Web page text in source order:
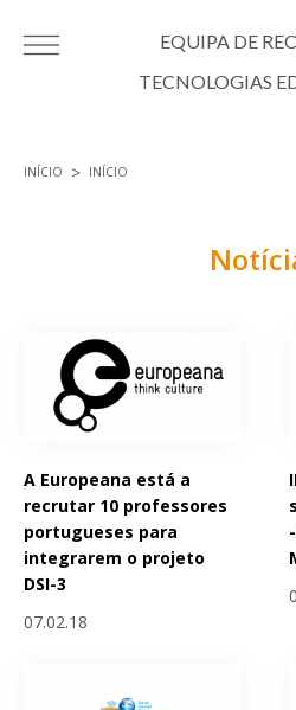
EQUIPA DE
TECNOLOGIAS
INÍCIO INÍCIO
A Europeana está a
recrutar 10 professores
portugueses para
integrarem o projeto
DSI-3
07.02.18
Páginas